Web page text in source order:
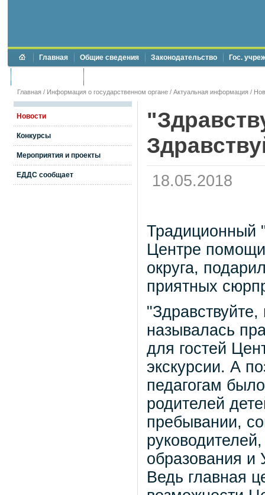
Главная Общие сведения Законодательство Гос.
Главная / Информация о государственном органе / Актуальная информация /
Новости
Конкурсы
Мероприятия и проекты
ЕДДС сообщает 18.05.2018
Традиционный
Центре помощи
округа,
приятных
называлась
для гостей
экскурсии. А
педагогам
родителей
пребывании,
образования и
Ведь главная